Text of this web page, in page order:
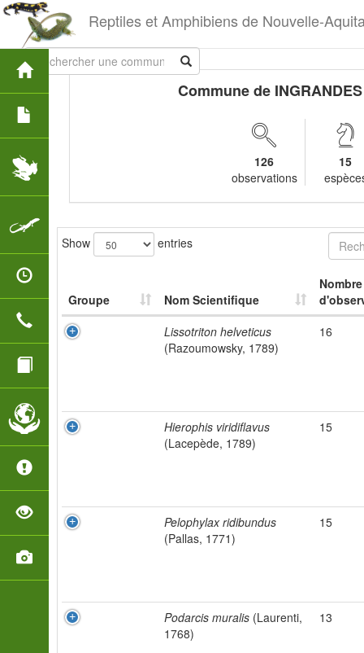
Reptiles et Amphibiens de Nouvelle-
Commune de INGRANDES
126
observations
15
Show entries
Groupe Nom Scientifique
Nombre
Lissotriton helveticus
(Razoumowsky, 1789)
16
Hierophis viridiflavus
(Lacepède, 1789)
15
Pelophylax ridibundus
(Pallas, 1771)
15
Podarcis muralis (Laurenti,
1768)
13